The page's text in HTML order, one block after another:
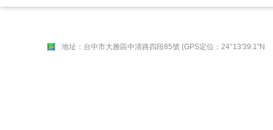
地址：台中市大雅區中清路四段85號 (GPS定位：